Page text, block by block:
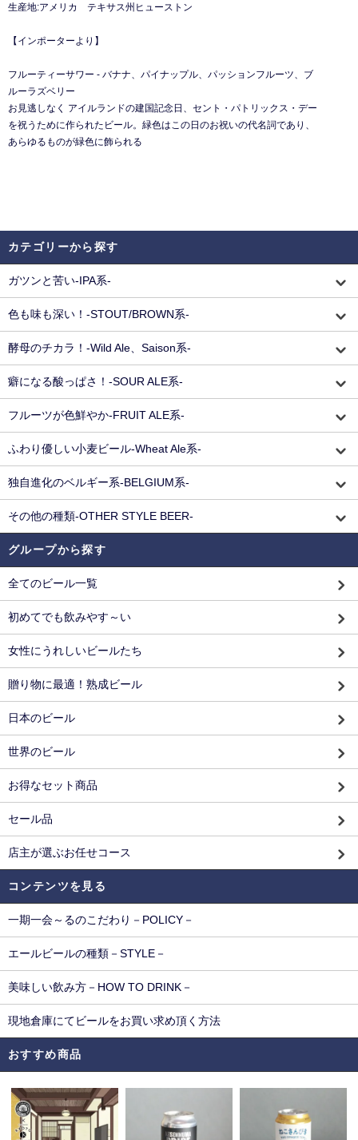
生産地:アメリカ テキサス州ヒューストン
【インポーターより】
フルーティーサワー - バナナ、パイナップル、パッションフルーツ、ブ
ルーラズベリー
お⾒逃しなく アイルランドの建国記念⽇、セント・パトリックス・デー
を祝うために作られたビール。緑⾊はこの⽇のお祝いの代名詞であり、
あらゆるものが緑⾊に飾られる
カテゴリーから探す
ガツンと苦い-IPA系-
色も味も深い！-STOUT/BROWN系-
酵母のチカラ！-Wild Ale、Saison系-
癖になる酸っぱさ！-SOUR ALE系-
フルーツが色鮮やか-FRUIT ALE系-
ふわり優しい小麦ビール-Wheat Ale系-
独自進化のベルギー系-BELGIUM系-
その他の種類-OTHER STYLE BEER-
グループから探す
全てのビール一覧
初めてでも飲みやす～い
女性にうれしいビールたち
贈り物に最適！熟成ビール
日本のビール
世界のビール
お得なセット商品
セール品
店主が選ぶお任せコース
コンテンツを見る
一期一会～るのこだわり－POLICY－
エールビールの種類－STYLE－
美味しい飲み方－HOW TO DRINK－
現地倉庫にてビールをお買い求め頂く方法
おすすめ商品